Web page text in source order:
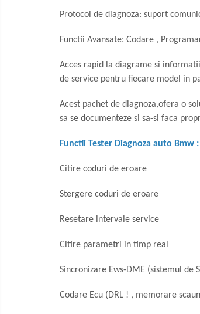
Protocol de diagnoza: suport
Functii Avansate: Codare ,
Acces rapid la diagrame si
de service pentru fiecare model in
Acest pachet de diagnoza,ofera o
sa se documenteze si sa-si faca
Functii Tester Diagnoza auto Bmw :
Citire coduri de eroare
Stergere coduri de eroare
Resetare intervale service
Citire parametri in timp real
Sincronizare Ews-DME (sistemul de
Codare Ecu (DRL ! , memorare